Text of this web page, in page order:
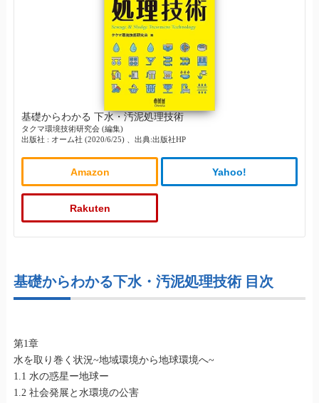
基礎からわかる 下水・汚泥処理技術
タクマ環境技術研究会 (編集)
出版社 : オーム社 (2020/6/25) 、出典:出版社HP
Amazon Yahoo!
Rakuten
基礎からわかる下水・汚泥処理技術 目次
第1章
水を取り巻く状況~地域環境から地球環境へ~
1.1 水の惑星ー地球ー
1.2 社会発展と水環境の公害